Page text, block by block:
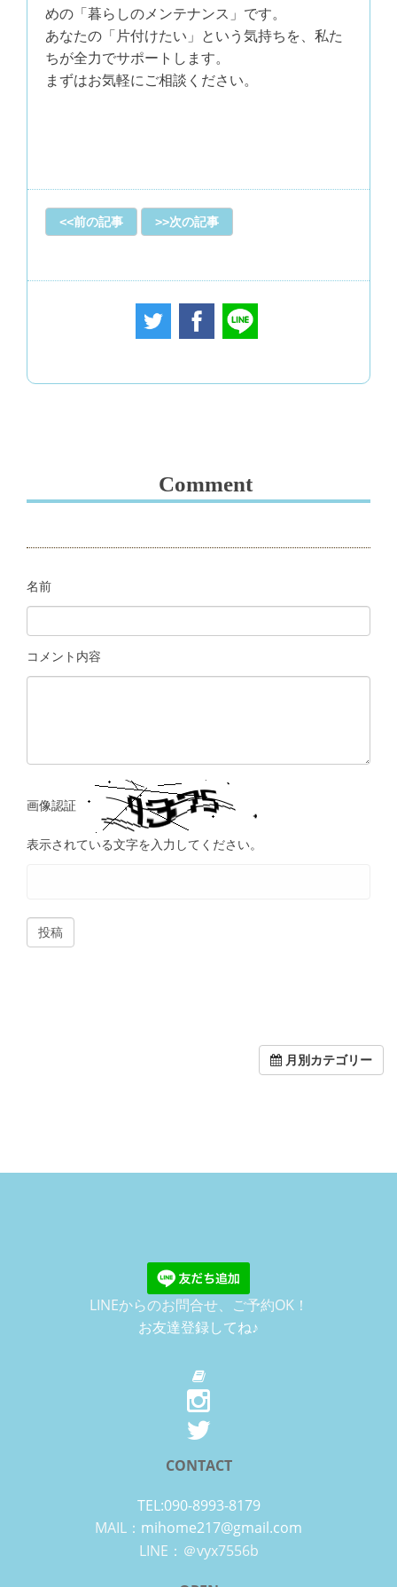
めの「暮らしのメンテナンス」です。
あなたの「片付けたい」という気持ちを、私た
ちが全力でサポートします。
まずはお気軽にご相談ください。
前の記事 次の記事
Comment
名前
コメント内容
画像認証
表示されている文字を入力してください。
月別カテゴリー
LINEからのお問合せ、ご予約OK！
お友達登録してね♪
CONTACT
TEL:090-8993-8179
MAIL： mihome217@gmail.com
LINE：＠vyx7556b